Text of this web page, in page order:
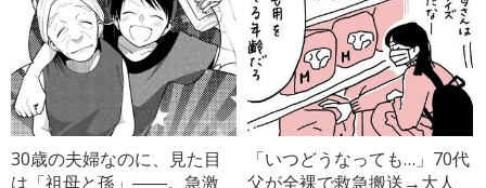
30歳の夫婦なのに、見た目
は「祖母と孫」――。急激
「いつどうなっても…」70代
父が全裸で救急搬送→大人